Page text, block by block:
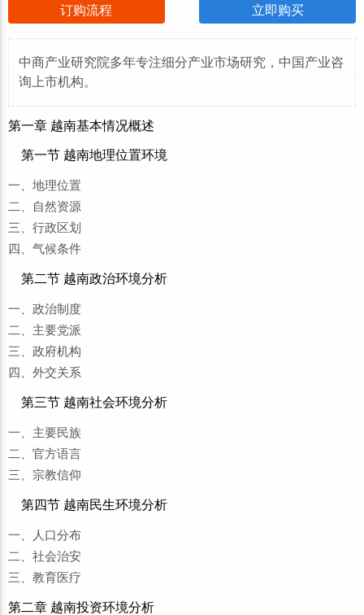
订购流程 立即购买
中商产业研究院多年专注细分产业市场研究，中国产业咨
询上市机构。
第一章 越南基本情况概述
第一节 越南地理位置环境
一、地理位置
二、自然资源
三、行政区划
四、气候条件
第二节 越南政治环境分析
一、政治制度
二、主要党派
三、政府机构
四、外交关系
第三节 越南社会环境分析
一、主要民族
二、官方语言
三、宗教信仰
第四节 越南民生环境分析
一、人口分布
二、社会治安
三、教育医疗
第二章 越南投资环境分析